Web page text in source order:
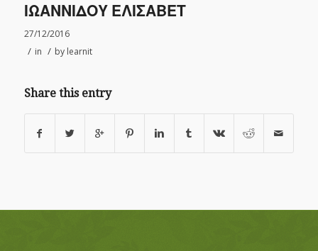
ΙΩΑΝΝΙΔΟΥ ΕΛΙΣΑΒΕΤ
27/12/2016
/ in / by learnit
Share this entry